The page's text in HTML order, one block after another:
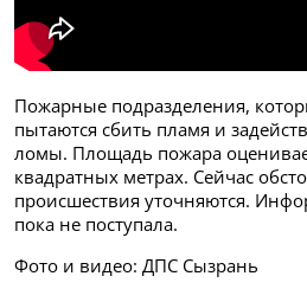
Пожарные подразделения,
пытаются сбить пламя и
ломы. Площадь пожара
квадратных метрах. Сейчас
происшествия уточняются.
пока не поступала.
Фото и видео: ДПС Сызрань